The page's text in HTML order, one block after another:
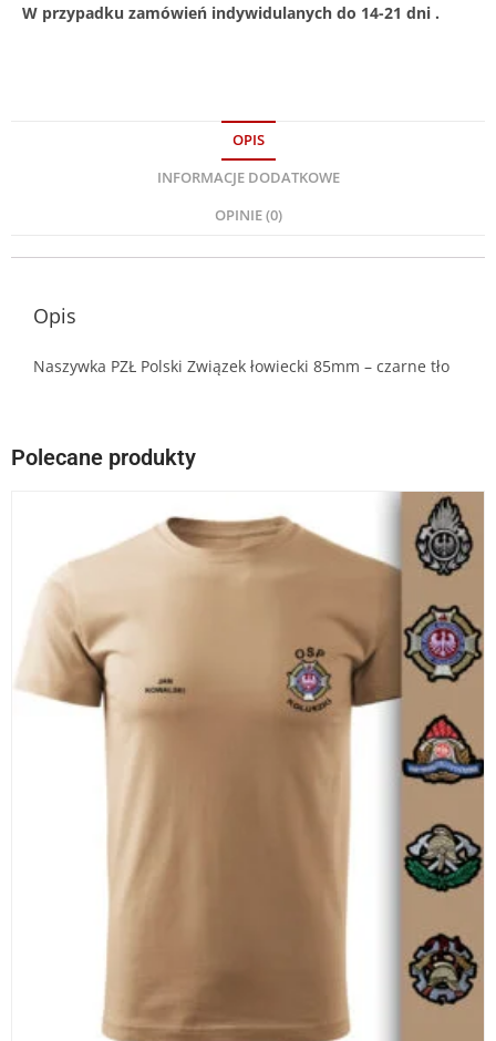
W przypadku zamówień indywidulanych do 14-21 dni .
OPIS
INFORMACJE DODATKOWE
OPINIE (0)
Opis
Naszywka PZŁ Polski Związek łowiecki 85mm – czarne tło
Polecane produkty